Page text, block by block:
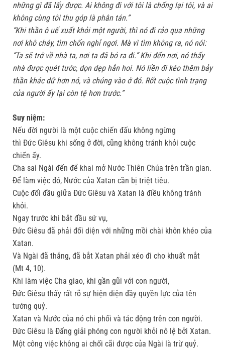
những gì đã lấy được. Ai không đi với tôi là chống lại tôi, và ai
không cùng tôi thu góp là phân tán.”
“Khi thần ô uế xuất khỏi một người, thì nó đi rảo qua những
nơi khô cháy, tìm chốn nghỉ ngơi. Mà vì tìm không ra, nó nói:
“Ta sẽ trở về nhà ta, nơi ta đã bỏ ra đi.” Khi đến nơi, nó thấy
nhà được quét tước, dọn dẹp hẳn hoi. Nó liền đi kéo thêm bảy
thần khác dữ hơn nó, và chúng vào ở đó. Rốt cuộc tình trạng
của người ấy lại còn tệ hơn trước.”
Suy niệm:
Nếu đời người là một cuộc chiến đấu không ngừng
thì Đức Giêsu khi sống ở đời, cũng không tránh khỏi cuộc
chiến ấy.
Cha sai Ngài đến để khai mở Nước Thiên Chúa trên trần gian.
Để làm việc đó, Nước của Xatan cần bị triệt tiêu.
Cuộc đối đầu giữa Đức Giêsu và Xatan là điều không tránh
khỏi.
Ngay trước khi bắt đầu sứ vụ,
Đức Giêsu đã phải đối diện với những mồi chài khôn khéo của
Xatan.
Và Ngài đã thắng, đã bắt Xatan phải xéo đi cho khuất mắt
(Mt 4, 10).
Khi làm việc Cha giao, khi gần gũi với con người,
Đức Giêsu thấy rất rõ sự hiện diện đầy quyền lực của tên
tướng quỷ.
Xatan và Nước của nó chi phối và tác động trên con người.
Đức Giêsu là Đấng giải phóng con người khỏi nô lệ bởi Xatan.
Một công việc không ai chối cãi được của Ngài là trừ quỷ.